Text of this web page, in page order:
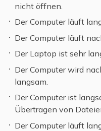
nicht öffnen.
Der Computer läuft
Der Computer läuft
Der Laptop ist sehr
Der Computer wird
langsam.
Der Computer ist
Übertragen von
Der Computer läuft